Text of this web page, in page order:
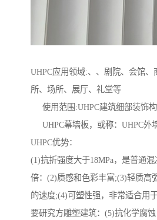
UHPC应用领域:、、剧院、会馆
所、场所、展厅、礼堂等
使用范围:UHPC建筑细部装饰构
UHPC幕墙板，或称：UHPC外
UHPC优势：
(1)抗折强度大于18MPa，是普通
倍：(2)质感和色彩丰富;(3)轻质高
的速度;(4)可塑性强，非常适合用
要研究方雕塑建筑：(5)抗化学腐